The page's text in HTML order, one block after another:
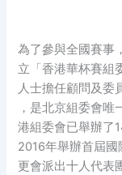
為了參與全國賽事
立「香港華杯賽組
人士擔任顧問及委
，是北京組委會
港組委會已舉辦了
2016年舉辦首屆
更會派出十人代表